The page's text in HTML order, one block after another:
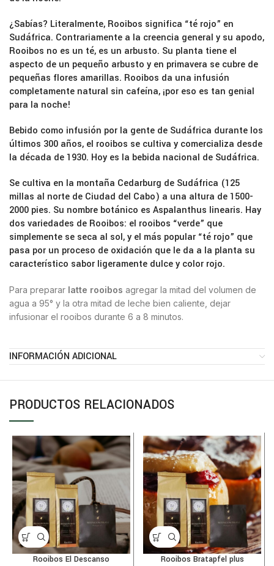
¿Sabías? Literalmente, Rooibos significa “té rojo” en
Sudáfrica. Contrariamente a la creencia general y su apodo,
Rooibos no es un té, es un arbusto. Su planta tiene el
aspecto de un pequeño arbusto y en primavera se cubre de
pequeñas flores amarillas. Rooibos da una infusión
completamente natural sin cafeína, ¡por eso es tan genial
para la noche!
Bebido como infusión por la gente de Sudáfrica durante los
últimos 300 años, el rooibos se cultiva y comercializa desde
la década de 1930. Hoy es la bebida nacional de Sudáfrica.
Se cultiva en la montaña Cedarburg de Sudáfrica (125
millas al norte de Ciudad del Cabo) a una altura de 1500-
2000 pies. Su nombre botánico es Aspalanthus linearis. Hay
dos variedades de Rooibos: el rooibos “verde” que
simplemente se seca al sol, y el más popular “té rojo” que
pasa por un proceso de oxidación que le da a la planta su
característico sabor ligeramente dulce y color rojo.
Para preparar latte rooibos agregar la mitad del volumen de
agua a 95° y la otra mitad de leche bien caliente, dejar
infusionar el rooibos durante 6 a 8 minutos.
INFORMACIÓN ADICIONAL
PRODUCTOS RELACIONADOS
Rooibos El Descanso Rooibos Bratapfel plus